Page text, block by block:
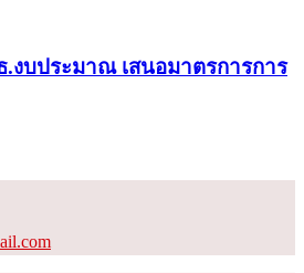
.งบประมาณ เสนอมาตรการการ